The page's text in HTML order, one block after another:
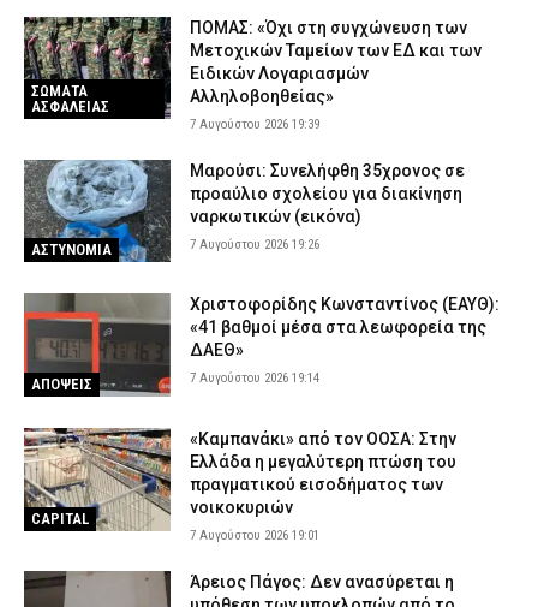
ΣΩΜΑΤΑ
ΑΣΦΑΛΕΙΑΣ
ΠΟΜΑΣ: «Όχι στη συγχώνευση των
Μετοχικών Ταμείων των ΕΔ και των
Ειδικών Λογαριασμών
Αλληλοβοηθείας»
7 Αυγούστου 2026 19:39
ΑΣΤΥΝΟΜΙΑ
Μαρούσι: Συνελήφθη 35χρονος σε
προαύλιο σχολείου για διακίνηση
ναρκωτικών (εικόνα)
7 Αυγούστου 2026 19:26
ΑΠΟΨΕΙΣ
Χριστοφορίδης Κωνσταντίνος (ΕΑΥΘ):
«41 βαθμοί μέσα στα λεωφορεία της
ΔΑΕΘ»
7 Αυγούστου 2026 19:14
CAPITAL
«Καμπανάκι» από τον ΟΟΣΑ: Στην
Ελλάδα η μεγαλύτερη πτώση του
πραγματικού εισοδήματος των
νοικοκυριών
7 Αυγούστου 2026 19:01
Άρειος Πάγος: Δεν ανασύρεται η